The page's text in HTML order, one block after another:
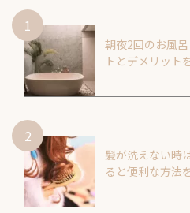
朝夜2回のお風
トとデメリット
髪が洗えない時
ると便利な方法